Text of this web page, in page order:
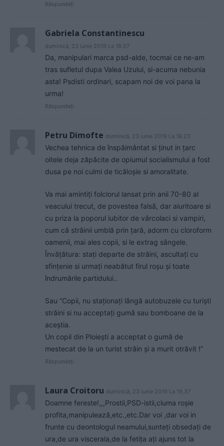
Răspundeți
Gabriela Constantinescu
duminică, 23 iunie 2019 La 18.07
Da, manipulari marca psd-alde, tocmai ce ne-am
tras sufletul dupa Valea Uzului, si-acuma nebunia
asta! Psdisti ordinari, scapam noi de voi pana la
urma!
Răspundeți
Petru Dimofte duminică, 23 iunie 2019 La 18.23
Vechea tehnica de înspăimântat si ținut in țarc
oitele deja zăpăcite de opiumul socialismului a fost
dusa pe noi culmi de ticăloșie si amoralitate.
Va mai amintiți folclorul lansat prin anii 70-80 al
veacului trecut, de povestea falsă, dar aiuritoare si
cu priza la poporul iubitor de vârcolaci si vampiri,
cum că străinii umblă prin țară, adorm cu cloroform
oamenii, mai ales copii, si le extrag sângele.
Învățătura: stați departe de străini, ascultați cu
sfințenie si urmați neabătut firul roșu şi toate
îndrumările partidului..
Sau “Copii, nu staționați lângă autobuzele cu turiști
străini si nu acceptați gumă sau bomboane de la
aceștia.
Un copil din Ploiești a acceptat o gumă de
mestecat de la un turist străin şi a murit otrăvit !”
Răspundeți
Laura Croitoru duminică, 23 iunie 2019 La 19.37
Doamne fereste!,,,Prostii,PSD-istii,ciuma roșie
profita,manipulează,etc.,etc.Dar voi ,dar voi in
frunte cu deontologul neamului,sunteți obsedați de
ura,de ura viscerala,de la fetița ați ajuns tot la